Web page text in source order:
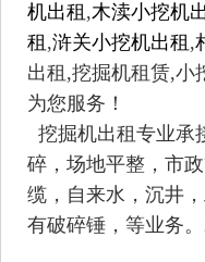
机出租 ,木渎小挖机
租 ,浒关小挖机出租 ,
出租,挖掘机租赁,小
为您服务！
挖掘机出租专业承
碎，场地平整，市
缆，自来水，沉井
有破碎锤，等业务。